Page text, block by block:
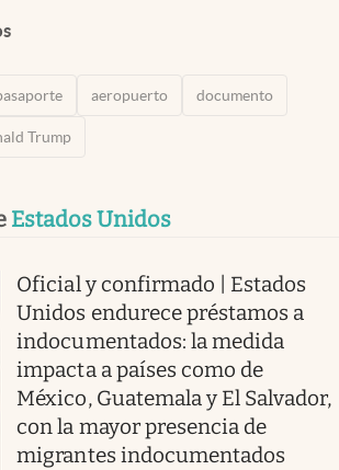
aeropuerto documento
Trump
Estados Unidos
Oficial y confirmado | Estados
Unidos endurece préstamos a
indocumentados: la medida
impacta a países como de
México, Guatemala y El Salvador,
con la mayor presencia de
migrantes indocumentados